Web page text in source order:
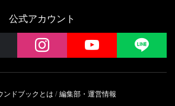
公式アカウント
instagram YouTube
ンドブックとは
編集部・運営情報